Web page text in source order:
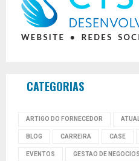
CATEGORIAS
ARTIGO DO FORNECEDOR
BLOG CARREIRA CASE
EVENTOS GESTAO DE NEGOCIOS